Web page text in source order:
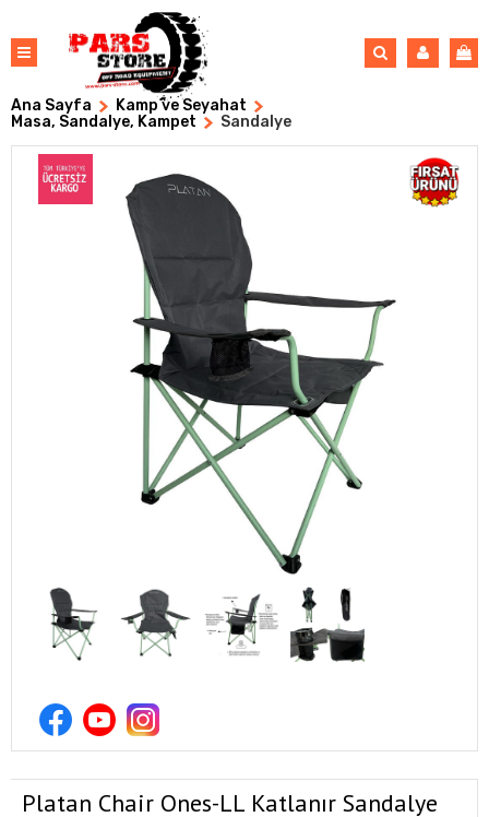
Ana Sayfa
Kamp ve Seyahat
Masa, Sandalye, Kampet
Sandalye
Platan Chair Ones-LL Katlanır Sandalye